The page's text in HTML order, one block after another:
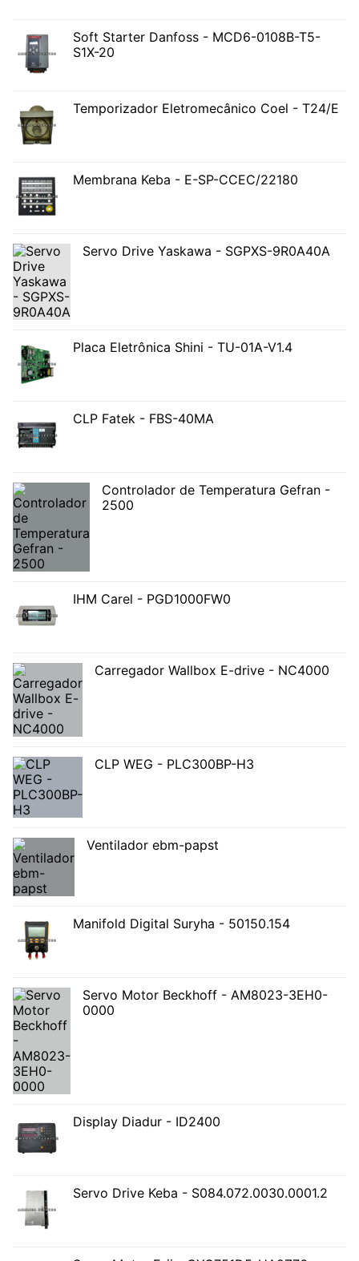
Soft Starter Danfoss - MCD6-0108B-T5-
S1X-20
Temporizador Eletromecânico Coel - T24/E
Membrana Keba - E-SP-CCEC/22180
Servo Drive Yaskawa - SGPXS-9R0A40A
Placa Eletrônica Shini - TU-01A-V1.4
CLP Fatek - FBS-40MA
Controlador de Temperatura Gefran -
2500
IHM Carel - PGD1000FW0
Carregador Wallbox E-drive - NC4000
CLP WEG - PLC300BP-H3
Ventilador ebm-papst
Manifold Digital Suryha - 50150.154
Servo Motor Beckhoff - AM8023-3EH0-
0000
Display Diadur - ID2400
Servo Drive Keba - S084.072.0030.0001.2